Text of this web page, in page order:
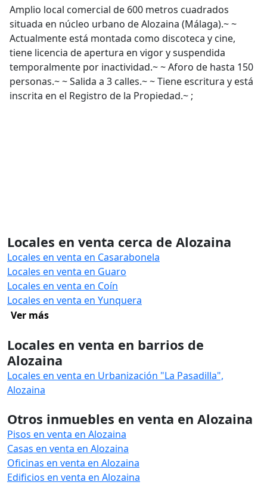
Amplio local comercial de 600 metros cuadrados
situada en núcleo urbano de Alozaina (Málaga).~ ~
Actualmente está montada como discoteca y cine,
tiene licencia de apertura en vigor y suspendida
temporalmente por inactividad.~ ~ Aforo de hasta 150
personas.~ ~ Salida a 3 calles.~ ~ Tiene escritura y está
inscrita en el Registro de la Propiedad.~ ;
Locales en venta cerca de Alozaina
Locales en venta en Casarabonela
Locales en venta en Guaro
Locales en venta en Coín
Locales en venta en Yunquera
Ver más
Locales en venta en barrios de
Alozaina
Locales en venta en Urbanización "La Pasadilla",
Alozaina
Otros inmuebles en venta en Alozaina
Pisos en venta en Alozaina
Casas en venta en Alozaina
Oficinas en venta en Alozaina
Edificios en venta en Alozaina